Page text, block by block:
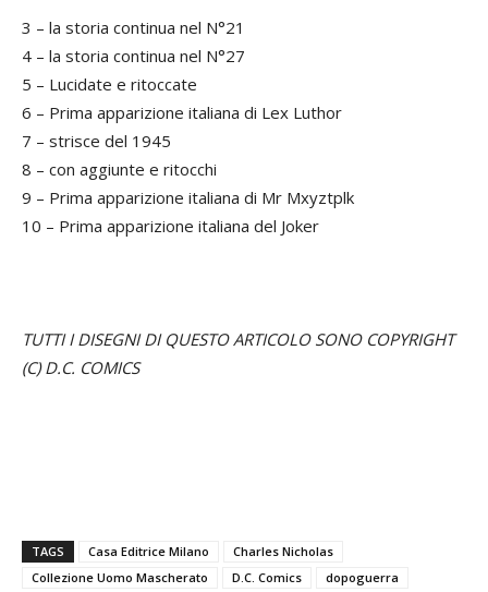
3 – la storia continua nel N°21
4 – la storia continua nel N°27
5 – Lucidate e ritoccate
6 – Prima apparizione italiana di Lex Luthor
7 – strisce del 1945
8 – con aggiunte e ritocchi
9 – Prima apparizione italiana di Mr Mxyztplk
10 – Prima apparizione italiana del Joker
TUTTI I DISEGNI DI QUESTO ARTICOLO SONO COPYRIGHT
(C) D.C. COMICS
TAGS Casa Editrice Milano
Charles Nicholas
Collezione Uomo Mascherato
D.C. Comics
dopoguerra